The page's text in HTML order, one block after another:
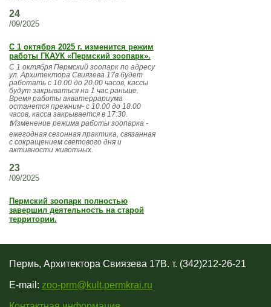
24
/09/2025
С 1 октября 2025 г. изменится режим
работы ГКАУК «Пермский зоопарк».
С 1 октября Пермский зоопарк по адресу
ул. Архитектора Свиязева 17в будет
работать с 10.00 до 20.00 часов, кассы
будут закрываться на 1 час раньше.
Время работы акватеррариума
останется прежним- с 10.00 до 18.00
часов, касса закрывается в 17:30.
❗️Изменение режима работы зоопарка -
ежегодная сезонная практика, связанная
с сокращением светового дня и
активности животных.
23
/09/2025
Пермский зоопарк полностью
завершил деятельность на старой
территории.
Пермь, Архитектора Свиязева 17В. т. (342)212-26-21
E-mail: zoo-prm@kult.permkrai.ru